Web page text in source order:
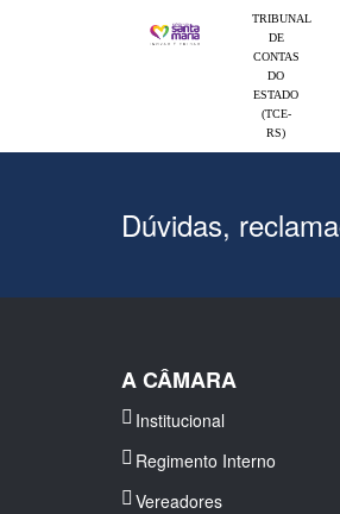
TRIBUNAL
DE
CONTAS
DO
ESTADO
(TCE-
RS)
Dúvidas,
A CÂMARA
Institucional
Regimento Interno
Vereadores